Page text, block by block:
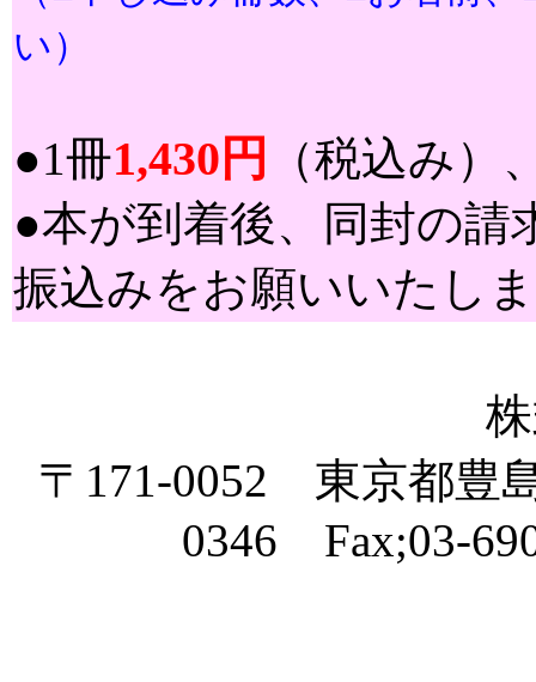
い）
●1冊1,430円
（税込み）
●本が到着後、同封の請
振込みをお願いいたし
〒171-0052 東京都豊
0346 Fax;03-